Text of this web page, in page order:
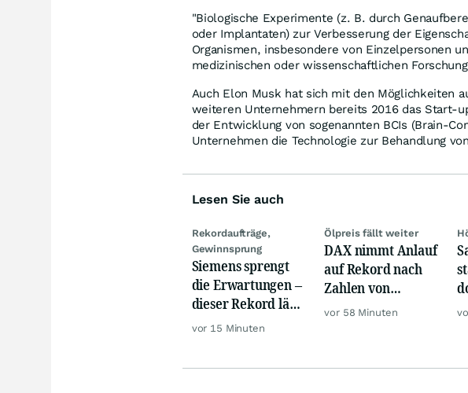
"Biologische Experimente (z. B. durch
oder Implantaten) zur Verbesserung der
Organismen, insbesondere von Einzelpersonen
medizinischen oder wissenschaftlichen
Auch Elon Musk hat sich mit den Möglichkeiten
weiteren Unternehmern bereits 2016 das Start-
der Entwicklung von sogenannten BCIs (Brain-
Unternehmen die Technologie zur Behandlung
Lesen Sie auch
Rekordaufträge,
Gewinnsprung
Siemens sprengt
die Erwartungen –
dieser Rekord lässt
Anleger
vor 15 Minuten
Ölpreis fällt weiter
DAX nimmt Anlauf
auf Rekord nach
Zahlen von
Siemens,
vor 58 Minuten